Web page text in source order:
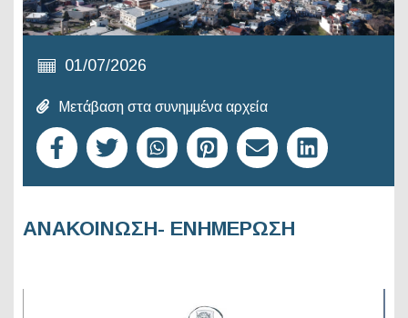
01/07/2026
Μετάβαση στα συνημμένα αρχεία
ΑΝΑΚΟΙΝΩΣΗ- ΕΝΗΜΕΡΩΣΗ